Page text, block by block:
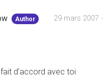
Author 29 mars 2007
d’accord avec toi